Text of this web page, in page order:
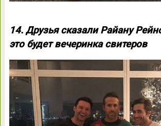
14. Друзья сказали Райану
это будет вечеринка свитеров